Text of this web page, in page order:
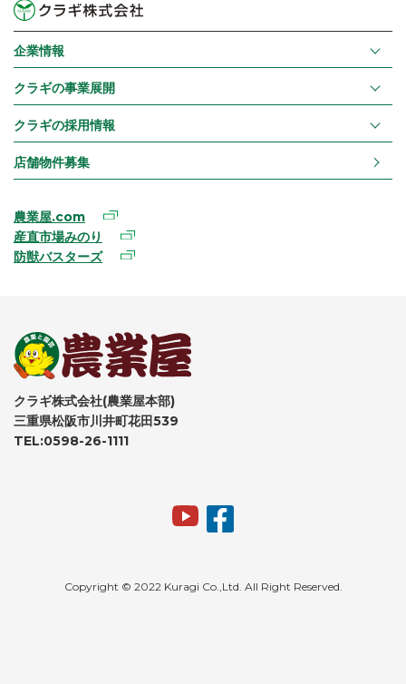
企業情報
クラギの事業展開
クラギの採用情報
店舗物件募集
農業屋.com
産直市場みのり
防獣バスターズ
クラギ株式会社(農業屋本部)
三重県松阪市川井町花田539
TEL:0598-26-1111
Copyright © 2022 Kuragi Co.,Ltd. All Right Reserved.